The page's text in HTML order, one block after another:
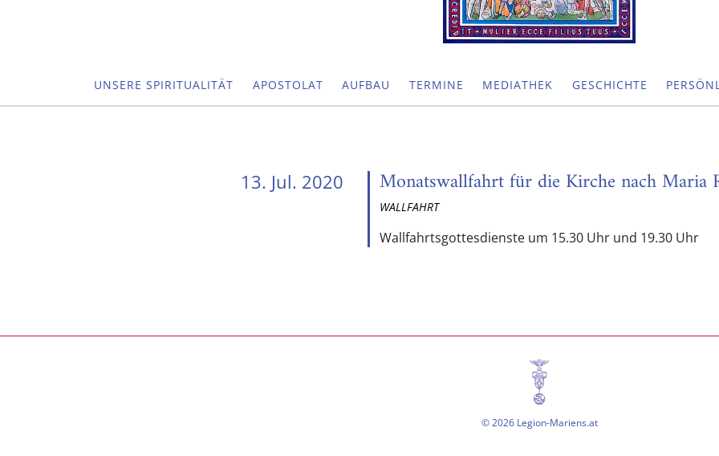
UNSERE SPIRITUALITÄT APOSTOLAT AUFBAU TERMINE MEDIATHEK GESCHICHTE
13. Jul. 2020 Monatswallfahrt für die Kirche nach Maria
WALLFAHRT
Wallfahrtsgottesdienste um 15.30 Uhr und 19.30 Uhr
© 2026 Legion-Mariens.at